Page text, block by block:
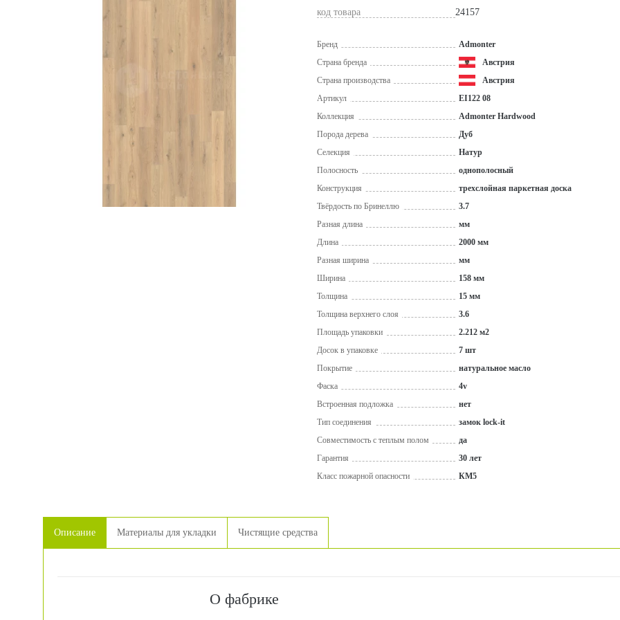
код товара 24157
Бренд
Admonter
Страна бренда
Австрия
Страна производства
Австрия
Артикул
EI122 08
Коллекция
Admonter Hardwood
Порода дерева
Дуб
Селекция
Натур
Полосность
однополосный
Конструкция
трехслойная паркетная доска
Твёрдость по Бринеллю
3.7
Разная длина
мм
Длина
2000 мм
Разная ширина
мм
Ширина
158 мм
Толщина
15 мм
Толщина верхнего слоя
3.6
Площадь упаковки
2.212 м2
Досок в упаковке
7 шт
Покрытие
натуральное масло
Фаска
4v
Встроенная подложка
нет
Тип соединения
замок lock-it
Совместимость с теплым полом
да
Гарантия
30 лет
Класс пожарной опасности
КМ5
Описание Материалы для укладки Чистящие средства
О фабрике